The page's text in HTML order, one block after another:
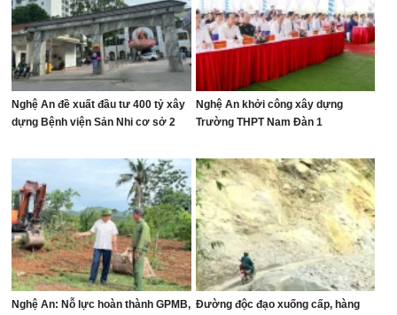
Nghệ An đề xuất đầu tư 400 tỷ xây
dựng Bệnh viện Sản Nhi cơ sở 2
Nghệ An khởi công xây dựng
Trường THPT Nam Đàn 1
Nghệ An: Nỗ lực hoàn thành GPMB, Đường độc đạo xuống cấp, hàng